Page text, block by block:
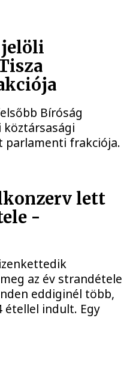
jelöli
Bíróság
parlamenti frakciója.
lett
-
az év strandétele
eddiginél több,
étellel indult. Egy